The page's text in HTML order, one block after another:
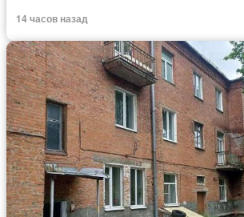
14 часов назад